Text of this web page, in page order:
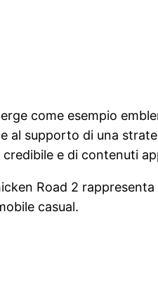
come esempio
al supporto di una
e di contenuti
Road 2
casual.